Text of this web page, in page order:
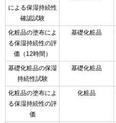
による保湿持続性
確認試験
化粧品の塗布によ
る保湿持続性の評
価（12時間）
基礎化粧品
基礎化粧品の保湿
持続性試験
基礎化粧品
化粧品の塗布によ
る保湿持続性の評
価
化粧品